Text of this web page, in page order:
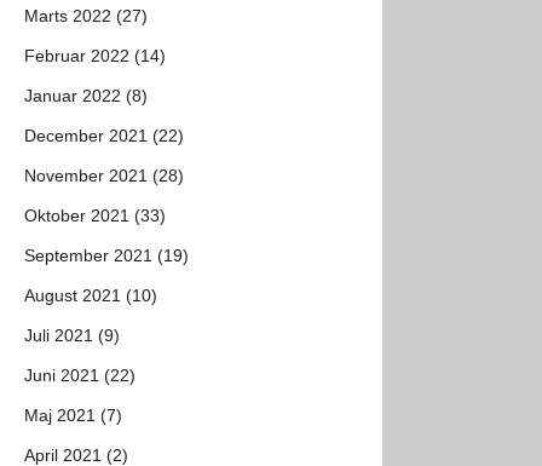
Marts 2022 (27)
Februar 2022 (14)
Januar 2022 (8)
December 2021 (22)
November 2021 (28)
Oktober 2021 (33)
September 2021 (19)
August 2021 (10)
Juli 2021 (9)
Juni 2021 (22)
Maj 2021 (7)
April 2021 (2)